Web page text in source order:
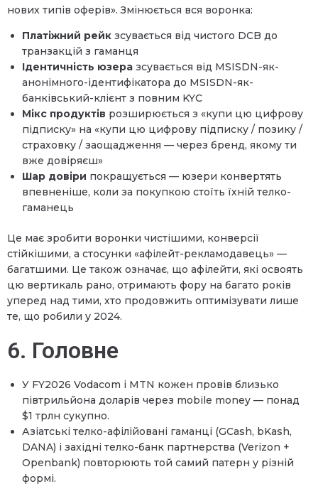
нових типів оферів». Змінюється вся воронка:
Платіжний рейк зсувається від чистого DCB до
транзакцій з гаманця
Ідентичність юзера зсувається від MSISDN-як-
анонімного-ідентифікатора до MSISDN-як-
банківський-клієнт з повним KYC
Мікс продуктів розширюється з «купи цю цифрову
підписку» на «купи цю цифрову підписку / позику /
страховку / заощадження — через бренд, якому ти
вже довіряєш»
Шар довіри покращується — юзери конвертять
впевненіше, коли за покупкою стоїть їхній телко-
гаманець
Це має зробити воронки чистішими, конверсії
стійкішими, а стосунки «афілейт-рекламодавець» —
багатшими. Це також означає, що афілейти, які освоять
цю вертикаль рано, отримають фору на багато років
уперед над тими, хто продовжить оптимізувати лише
те, що робили у 2024.
6. Головне
У FY2026 Vodacom і MTN кожен провів близько
півтрильйона доларів через mobile money — понад
$1 трлн сукупно.
Азіатські телко-афілійовані гаманці (GCash, bKash,
DANA) і західні телко-банк партнерства (Verizon +
Openbank) повторюють той самий патерн у різній
формі.